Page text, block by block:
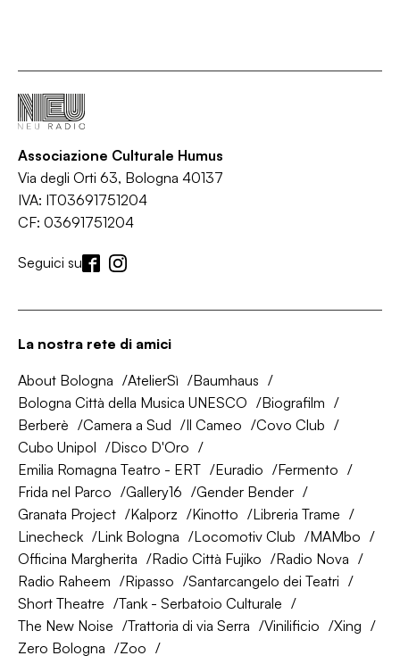
Associazione Culturale Humus
Via degli Orti 63, Bologna 40137
IVA: IT03691751204
CF: 03691751204
Seguici su
La nostra rete di amici
About Bologna AtelierSì
Baumhaus
Bologna Città della Musica UNESCO
Biografilm
Berberè
Camera a Sud Il Cameo
Covo Club
Cubo Unipol
Disco D'Oro
Emilia Romagna Teatro - ERT
Euradio
Fermento
Frida nel Parco
Gallery16
Gender Bender
Granata Project
Kalporz Kinotto
Libreria Trame
Linecheck
Link Bologna Locomotiv Club
MAMbo
Officina Margherita
Radio Città Fujiko
Radio Nova
Radio Raheem
Ripasso
Santarcangelo dei Teatri
Short Theatre
Tank - Serbatoio Culturale
The New Noise
Trattoria di via Serra Vinilificio
Xing
Zero Bologna
Zoo